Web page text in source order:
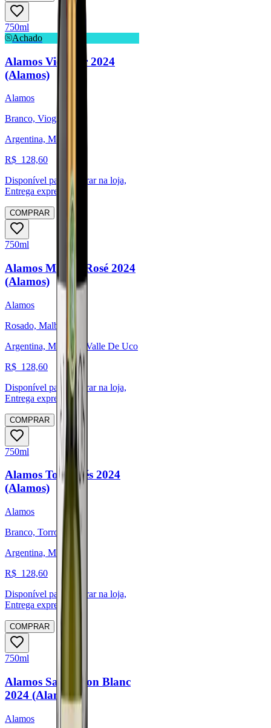
750ml
Achado
Alamos Viognier 2024
(Alamos)
Alamos
Branco, Viognier
Argentina, Mendoza
R$ 128,60
Disponível para:
Retirar na loja,
Entrega expressa
COMPRAR
750ml
Alamos Malbec Rosé 2024
(Alamos)
Alamos
Rosado, Malbec
Argentina, Mendoza Valle De Uco
R$ 128,60
Disponível para:
Retirar na loja,
Entrega expressa
COMPRAR
750ml
Alamos Torrontés 2024
(Alamos)
Alamos
Branco, Torrontés
Argentina, Mendoza
R$ 128,60
Disponível para:
Retirar na loja,
Entrega expressa
COMPRAR
750ml
Alamos Sauvignon Blanc
2024 (Alamos)
Alamos